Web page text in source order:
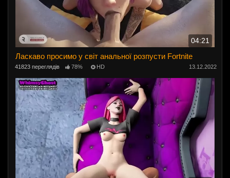
04:21
Ласкаво просимо у світ анальної розпусти Fortnite
41823 переглядів 78% HD 13.12.2022